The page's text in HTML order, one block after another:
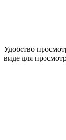
Удобство
виде для